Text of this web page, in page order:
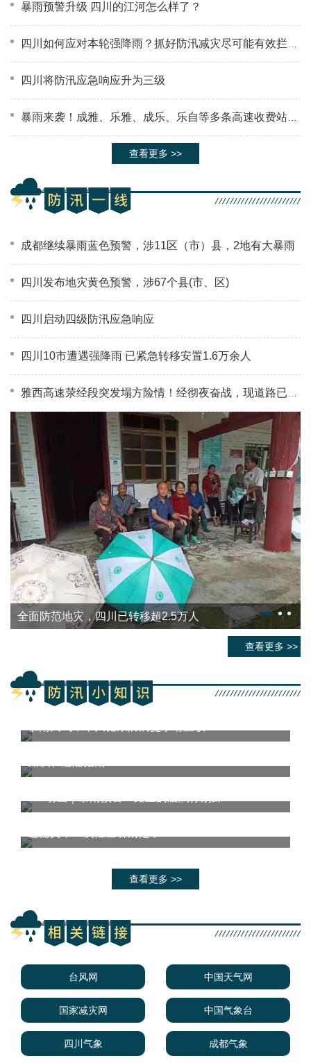
暴雨预警升级 四川的江河怎么样了？
四川如何应对本轮强降雨？抓好防汛减灾尽可能有效拦蓄洪水
四川将防汛应急响应升为三级
暴雨来袭！成雅、乐雅、成乐、乐自等多条高速收费站关闭
查看更多 >>
成都继续暴雨蓝色预警，涉11区（市）县，2地有大暴雨
四川发布地灾黄色预警，涉67个县(市、区)
四川启动四级防汛应急响应
四川10市遭遇强降雨 已紧急转移安置1.6万余人
全面防范地灾，四川已转移超2.5万人
查看更多 >>
汛期科普 | 头都大了……各种预警，山洪灾
查看更多 >>
台风网 中国天气网
国家减灾网 中国气象台
四川气象 成都气象